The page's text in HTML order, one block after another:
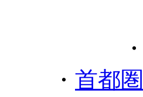
・ 首都